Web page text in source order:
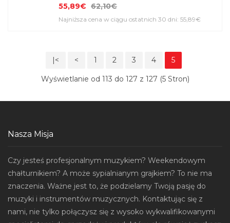
55,89€ 62,10€
Najniższa cena w ciągu ostatnich 30 dni: 55,89€
|< < 1 2 3 4 5
Wyświetlanie od 113 do 127 z 127 (5 Stron)
Nasza Misja
Czy jesteś profesjonalnym muzykiem? Weekendowym
chałturnikiem? A może sypialnianym grajkiem? To nie ma
znaczenia. Ważne jest to, że podzielamy Twoją pasję do
muzyki i instrumentów muzycznych. Kontaktując się z
nami, nie tylko połączysz się z wysoko wykwalifikowanymi